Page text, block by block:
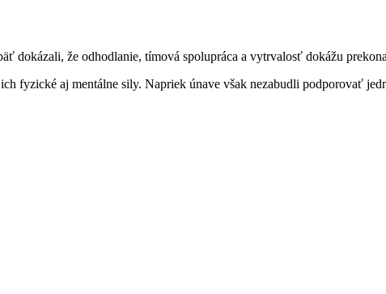
dokázali, že odhodlanie, tímová spolupráca a vytrvalosť dokážu
fyzické aj mentálne sily. Napriek únave však nezabudli podporovať